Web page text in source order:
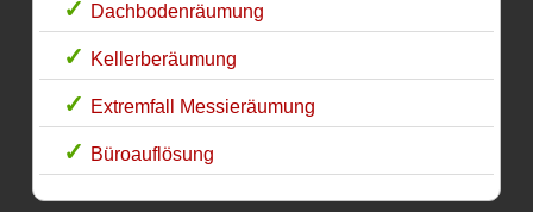
Dachbodenräumung
Kellerberäumung
Extremfall Messieräumung
Büroauflösung